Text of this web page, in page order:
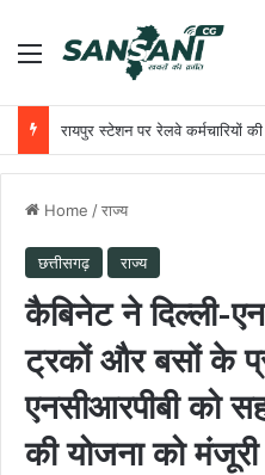
Menu
Home /राज्य
छत्तीसगढ़ राज्य
कैबिनेट ने दिल्ली-
ट्रकों और बसों के
एनसीआरपीबी को
की योजना को मंजूरी